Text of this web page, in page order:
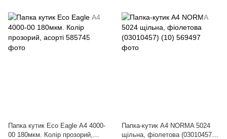
Папка кутик Eco Eagle А4 4000-
00 180мкм. Колір прозорий,
Папка-кутик А4 NORMA 5024
щільна, фіолетова (03010457)